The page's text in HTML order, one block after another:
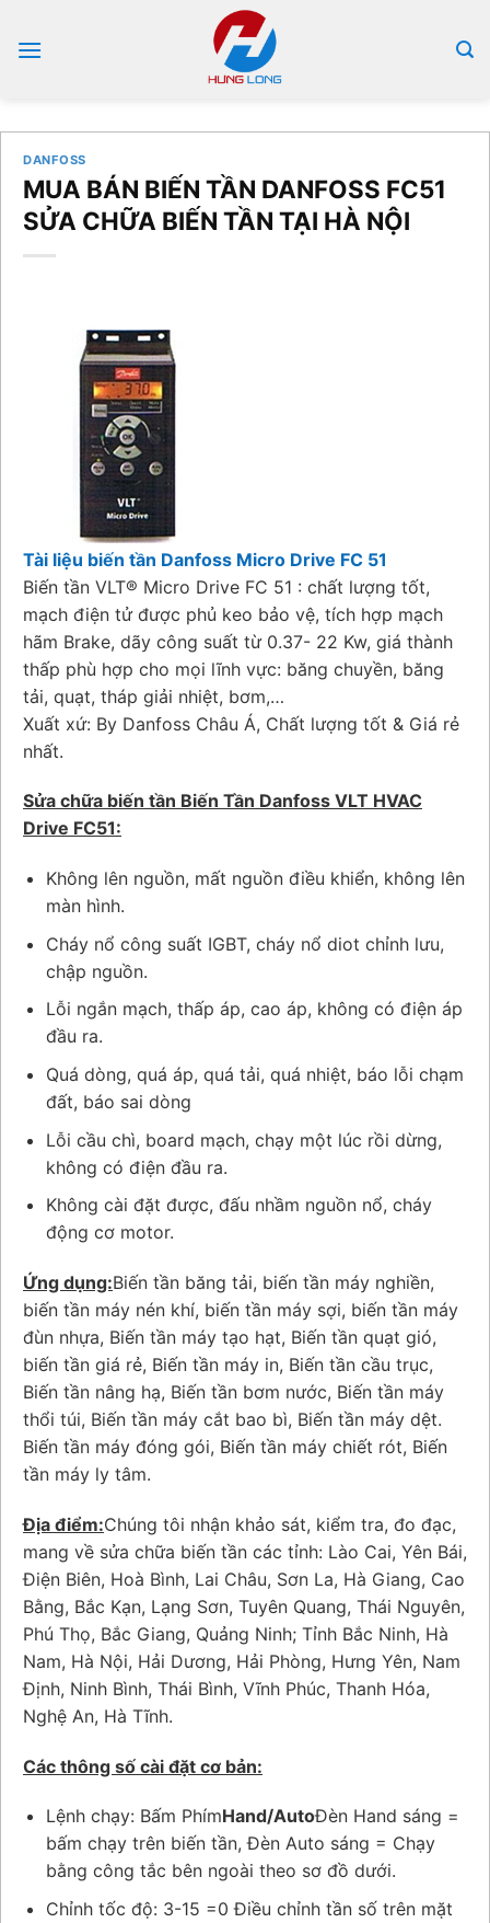
qua
DANFOSS
MUA BÁN BIẾN TẦN DANFOSS FC51
SỬA CHỮA BIẾN TẦN TẠI HÀ NỘI
Tài liệu biến tần Danfoss Micro Drive FC 51
Biến tần VLT® Micro Drive FC 51 : chất lượng tốt,
mạch điện tử được phủ keo bảo vệ, tích hợp mạch
hãm Brake, dãy công suất từ 0.37- 22 Kw, giá thành
thấp phù hợp cho mọi lĩnh vực: băng chuyền, băng
tải, quạt, tháp giải nhiệt, bơm,…
Xuất xứ: By Danfoss Châu Á, Chất lượng tốt & Giá rẻ
nhất.
Sửa chữa biến tần Biến Tần Danfoss VLT HVAC
Drive FC51:
Không lên nguồn, mất nguồn điều khiển, không lên
màn hình.
Cháy nổ công suất IGBT, cháy nổ diot chỉnh lưu,
chập nguồn.
Lỗi ngắn mạch, thấp áp, cao áp, không có điện áp
đầu ra.
Quá dòng, quá áp, quá tải, quá nhiệt, báo lỗi chạm
đất, báo sai dòng
Lỗi cầu chì, board mạch, chạy một lúc rồi dừng,
không có điện đầu ra.
Không cài đặt được, đấu nhầm nguồn nổ, cháy
động cơ motor.
Ứng dụng:Biến tần băng tải, biến tần máy nghiền,
biến tần máy nén khí, biến tần máy sợi, biến tần máy
đùn nhựa, Biến tần máy tạo hạt, Biến tần quạt gió,
biến tần giá rẻ, Biến tần máy in, Biến tần cầu trục,
Biến tần nâng hạ, Biến tần bơm nước, Biến tần máy
thổi túi, Biến tần máy cắt bao bì, Biến tần máy dệt.
Biến tần máy đóng gói, Biến tần máy chiết rót, Biến
tần máy ly tâm.
Địa điểm:Chúng tôi nhận khảo sát, kiểm tra, đo đạc,
mang về sửa chữa biến tần các tỉnh: Lào Cai, Yên Bái,
Điện Biên, Hoà Bình, Lai Châu, Sơn La, Hà Giang, Cao
Bằng, Bắc Kạn, Lạng Sơn, Tuyên Quang, Thái Nguyên,
Phú Thọ, Bắc Giang, Quảng Ninh; Tỉnh Bắc Ninh, Hà
Nam, Hà Nội, Hải Dương, Hải Phòng, Hưng Yên, Nam
Định, Ninh Bình, Thái Bình, Vĩnh Phúc, Thanh Hóa,
Nghệ An, Hà Tĩnh.
Các thông số cài đặt cơ bản:
Lệnh chạy: Bấm PhímHand/AutoĐèn Hand sáng =
bấm chạy trên biến tần, Đèn Auto sáng = Chạy
bằng công tắc bên ngoài theo sơ đồ dưới.
Chỉnh tốc độ: 3-15 =0 Điều chỉnh tần số trên mặt